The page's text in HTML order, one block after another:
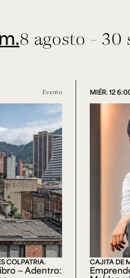
- 30
Evento
COLPATRIA.
— Adentro:
MIÉR. 12
CAJITA DE